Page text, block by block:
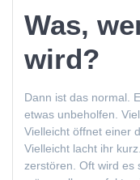
Was,
wird?
Dann ist das normal.
etwas unbeholfen.
Vielleicht öffnet einer
Vielleicht lacht ihr
zerstören. Oft wird es